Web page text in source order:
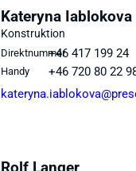
Kateryna Iablokova
Konstruktion
Direktnummer+46 417 199 24
Handy
+46 720 80 22